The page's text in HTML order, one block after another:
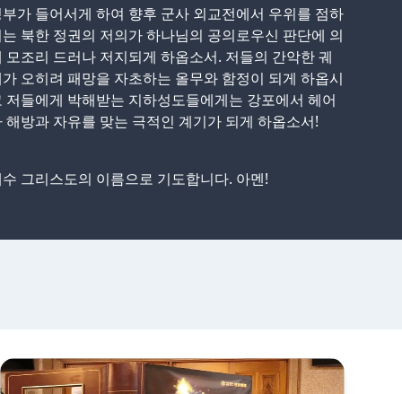
가 들어서게 하여 향후 군사 외교전에서 우위를 점하
북한 정권의 저의가 하나님의 공의로우신 판단에 의
모조리 드러나 저지되게 하옵소서. 저들의 간악한 궤
오히려 패망을 자초하는 올무와 함정이 되게 하옵시
저들에게 박해받는 지하성도들에게는 강포에서 헤어
해방과 자유를 맞는 극적인 계기가 되게 하옵소서!
그리스도의 이름으로 기도합니다. 아멘!